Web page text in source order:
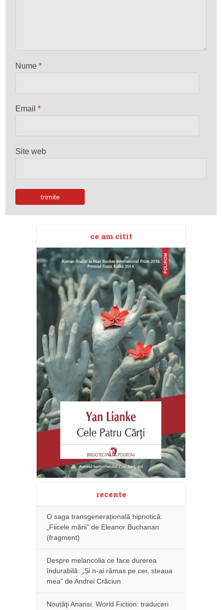
Nume*
Email*
Site web
ce am citit
recente
O saga transgenerațională hipnotică:
„Fiicele mării” de Eleanor Buchanan
(fragment)
Despre melancolia ce face durerea
îndurabilă: „Și n-ai rămas pe cer, steaua
mea” de Andrei Crăciun
Noutăţi Anansi. World Fiction: traduceri